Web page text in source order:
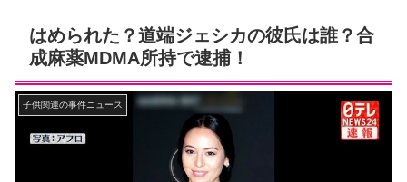
はめられた？道端ジェシカの彼氏は誰？合
成麻薬MDMA所持で逮捕！
子供関連の事件ニュース